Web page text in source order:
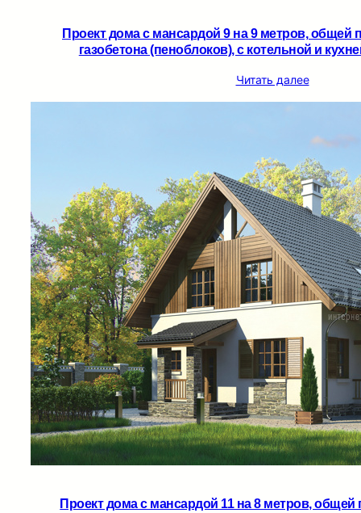
Проект дома с мансардой 9 на 9 метров, общей
газобетона (пеноблоков), c котельной и
Читать далее
Проект дома с мансардой 11 на 8 метров,